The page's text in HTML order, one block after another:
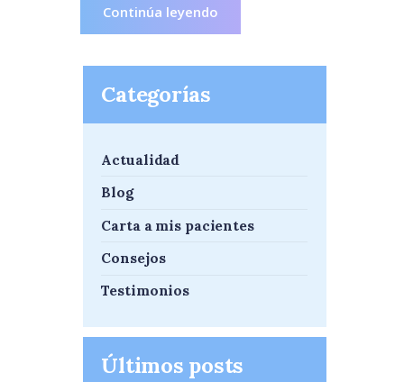
Continúa leyendo
Categorías
Actualidad
Blog
Carta a mis pacientes
Consejos
Testimonios
Últimos posts